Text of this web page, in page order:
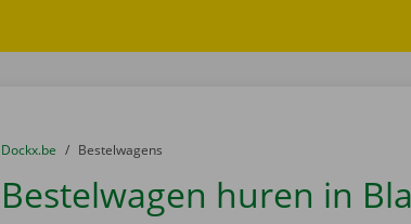
U bevindt zich hier:
van
Dockx.be naar
Bestelwagens
Bestelwagen huren in